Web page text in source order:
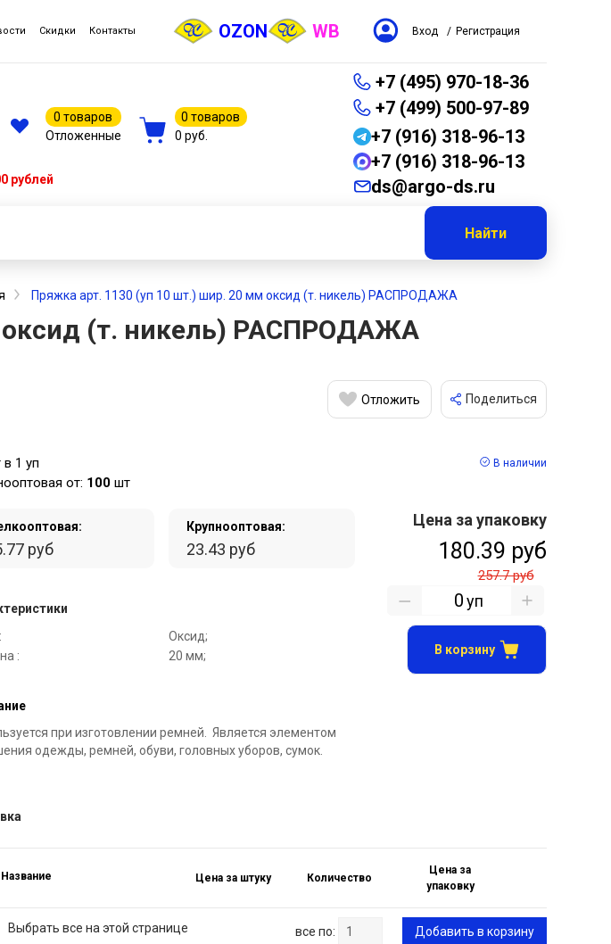
Скидки Контакты OZON WB Вход / Регистрация
0 товаров
Отложенные
0 товаров
0 руб.
+7 (495) 970-18-36
+7 (499) 500-97-89
+7 (916) 318-96-13
+7 (916) 318-96-13
ds@argo-ds.ru
рублей
Найти
Пряжка арт. 1130 (уп 10 шт.) шир. 20 мм оксид (т. никель) РАСПРОДАЖА
(т. никель) РАСПРОДАЖА
Отложить Поделиться
1 уп
от: 100 шт
В наличии
руб
Крупнооптовая:
23.43 руб
Оксид;
:
20 мм;
при изготовлении ремней. Является элементом
одежды, ремней, обуви, головных уборов, сумок.
Цена за упаковку
180.39 руб
257.7 руб
уп
В корзину
Название Цена за штуку Количество
Цена за
упаковку
Выбрать все на этой странице все по: Добавить в корзину